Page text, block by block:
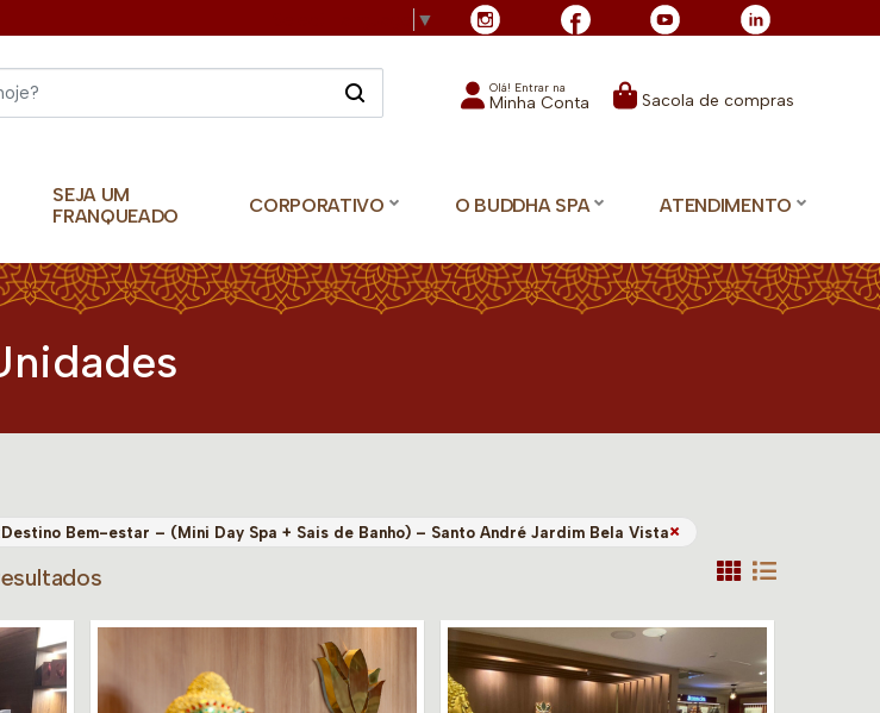
▼
Olá! Entrar na
Minha Conta Sacola de compras
SEJA UM
FRANQUEADO
CORPORATIVO O BUDDHA SPA ATENDIMENTO
Destino Bem-estar – (Mini Day Spa + Sais de Banho) – Santo André Jardim Bela Vista×